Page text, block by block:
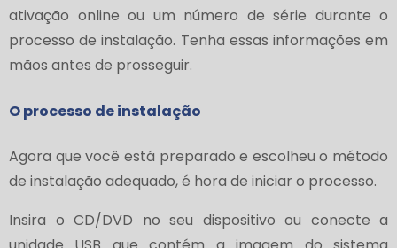
ativação online ou um número de série durante o
processo de instalação. Tenha essas informações em
mãos antes de prosseguir.
O processo de instalação
Agora que você está preparado e escolheu o método
de instalação adequado, é hora de iniciar o processo.
Insira o CD/DVD no seu dispositivo ou conecte a